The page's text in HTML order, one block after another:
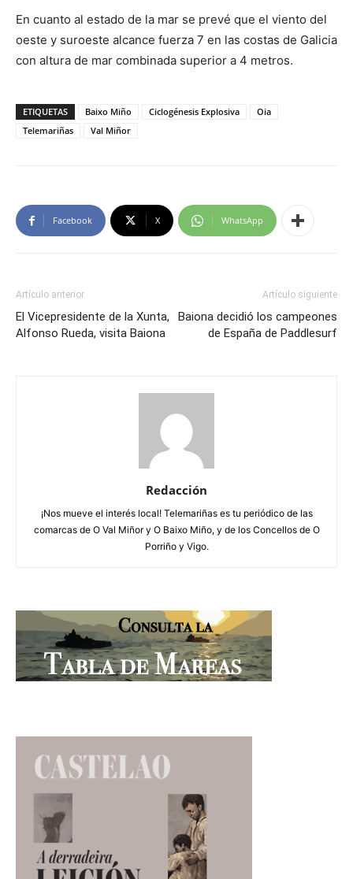
En cuanto al estado de la mar se prevé que el viento del
oeste y suroeste alcance fuerza 7 en las costas de Galicia
con altura de mar combinada superior a 4 metros.
ETIQUETAS Baixo Miño Ciclogénesis Explosiva
Oia
Telemariñas
Val Miñor
Facebook X WhatsApp
Artículo anterior
El Vicepresidente de la Xunta,
Alfonso Rueda, visita Baiona
Artículo siguiente
Baiona decidió los campeones
de España de Paddlesurf
Redacción
¡Nos mueve el interés local! Telemariñas es tu periódico de las
comarcas de O Val Miñor y O Baixo Miño, y de los Concellos de O
Porriño y Vigo.